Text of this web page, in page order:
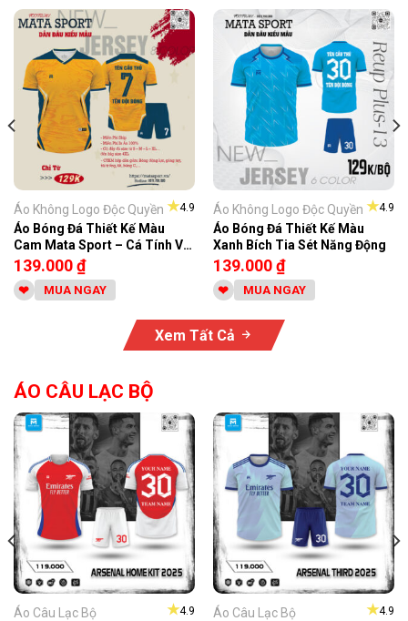
★4.9
Áo Không Logo Độc Quyền
Áo Bóng Đá Thiết Kế Màu
Cam Mata Sport – Cá Tính Và
Năng Động
139.000₫
MUA NGAY
★4.9
Áo Không Logo Độc Quyền
Áo Bóng Đá Thiết Kế Màu
Xanh Bích Tia Sét Năng Động
139.000₫
MUA NGAY
Xem Tất Cả
ÁO CÂU LẠC BỘ
★4.9
Áo Câu Lạc Bộ
★4.9
Áo Câu Lạc Bộ